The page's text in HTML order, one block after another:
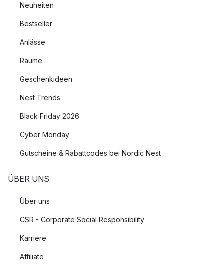
Neuheiten
Bestseller
Anlässe
Räume
Geschenkideen
Nest Trends
Black Friday 2026
Cyber Monday
Gutscheine & Rabattcodes bei Nordic Nest
ÜBER UNS
Über uns
CSR - Corporate Social Responsibility
Karriere
Affiliate